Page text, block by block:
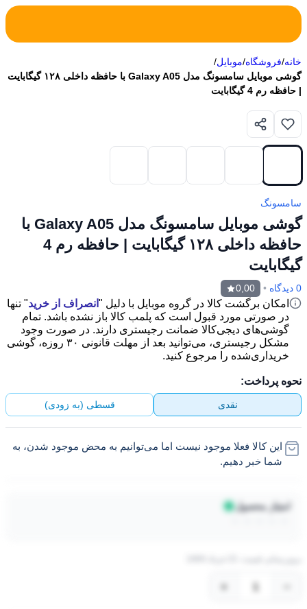
خانه/فروشگاه/موبایل/
گوشی موبایل سامسونگ مدل Galaxy A05 با حافظه داخلی ۱۲۸ گیگابایت
| حافظه رم 4 گیگابایت
سامسونگ
گوشی موبایل سامسونگ مدل Galaxy A05 با
حافظه داخلی ۱۲۸ گیگابایت | حافظه رم 4
گیگابایت
0 دیدگاه •
0,00
امکان برگشت کالا در گروه موبایل با دلیل " انصراف از خرید" تنها
در صورتی مورد قبول است که پلمب کالا باز نشده باشد. تمام
گوشی‌های دیجی‌کالا ضمانت رجیستری دارند. در صورت وجود
مشکل رجیستری، می‌توانید بعد از مهلت قانونی ۳۰ روزه، گوشی
خریداری‌شده را مرجوع کنید.
محصول به سبد خرید اضافه شد
توقف سفارش‌گیری
نحوه پرداخت:
نقدی قسطی (به زودی)
این کالا فعلا موجود نیست اما می‌توانیم به محض موجود شدن، به
شما خبر دهیم.
امتیاز محصول
+